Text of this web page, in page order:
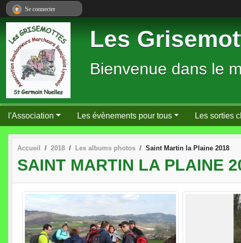
Les
Bienvenue dans le
l'Association Les évènements pour tous Les sorties
Accueil 2018 Les albums photos Saint Martin la Plaine 2018
SAINT MARTIN LA PLAINE
Se connecter
Panneau de gestion des cookies